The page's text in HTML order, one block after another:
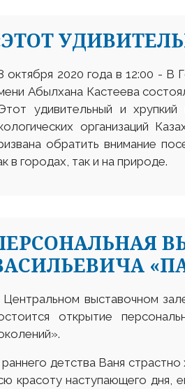
октября 2020 года в 12:00 - В
Абылхана Кастеева
удивительный и хрупкий
организаций
обратить внимание
в городах, так и на природе.
выставочном
открытие
детства Ваня
красоту наступающего дня,